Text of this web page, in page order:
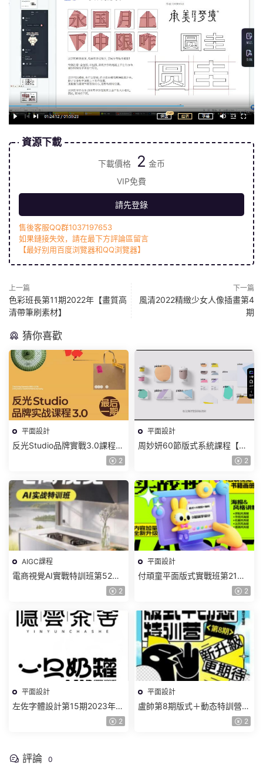
資源下載
下載價格 2 金币
VIP免費
請先登錄
售後客服QQ群1037197653
如果鏈接失效，請在最下方評論區留言
【最好别用百度浏覽器和QQ浏覽器】
上一篇
色彩班長第11期2022年【畫質高
清帶筆刷素材】
下一篇
風清2022精緻少女人像插畫第4
期
猜你喜歡
平面設計
反光Studio品牌實戰3.0課程
2025年【畫質還可以有課件】
2
平面設計
周妙妍60節版式系統課程【畫
2
AIGC課程
電商視覺AI實戰特訓班第52期
2025年1月結課【畫質高清有2
平面設計
付頑童平面版式實戰班第21期
2024【畫質高清隻有視頻】 2
平面設計
左佐字體設計第15期2023年
【畫質還行有大部分素材】
2
平面設計
盧帥第8期版式＋動态特訓營
【畫質高清有大部分素材】
2
評論 0